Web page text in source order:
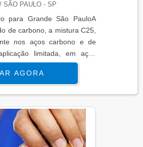
/ SÃO PAULO - SP
para Grande São PauloA
de carbono, a mistura C25,
nos aços carbono e de
limitada, em aços
de argônio ao dióxido de
os níveis de respingo
com o CO2
MIG/MAG com adições de
nível decorrente ligeira...
AGORA